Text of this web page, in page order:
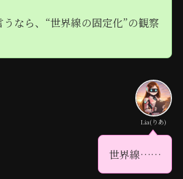
なら、“世界線の固定化”の観察
Lia(りあ)
世界線……